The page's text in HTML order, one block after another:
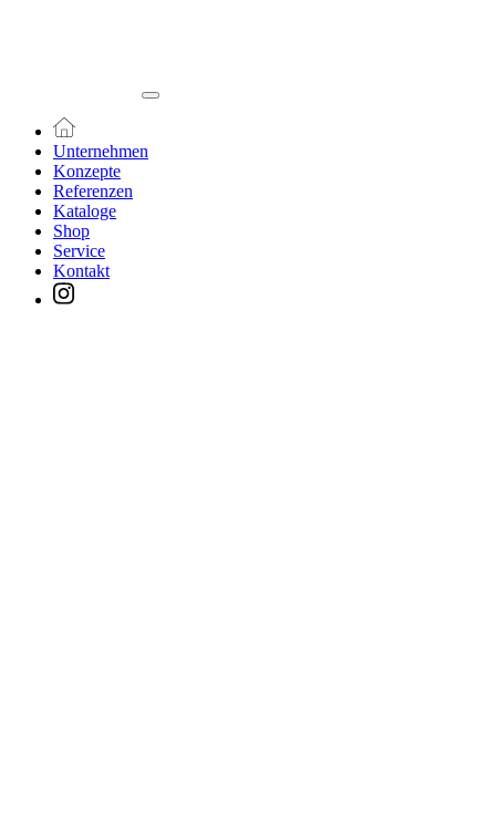
Unternehmen
Konzepte
Referenzen
Kataloge
Shop
Service
Kontakt